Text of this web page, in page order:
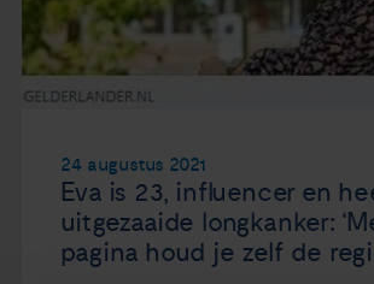
24 augustus 2021
Eva is 23, influencer en
uitgezaaide longkanker:
pagina houd je zelf de